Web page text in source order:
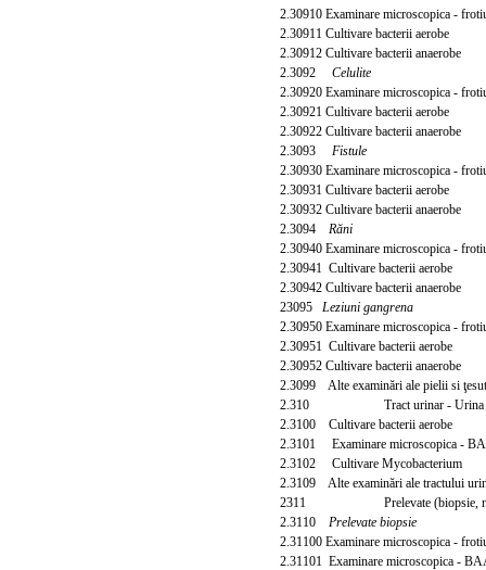
2.30910 Examinare microscopica -
2.30911 Cultivare bacterii aerobe
2.30912 Cultivare bacterii anaerobe
2.3092 Celulite
2.30920 Examinare microscopica -
2.30921 Cultivare bacterii aerobe
2.30922 Cultivare bacterii anaerobe
2.3093 Fistule
2.30930 Examinare microscopica -
2.30931 Cultivare bacterii aerobe
2.30932 Cultivare bacterii anaerobe
2.3094 Răni
2.30940 Examinare microscopica -
2.30941 Cultivare bacterii aerobe
2.30942 Cultivare bacterii anaerobe
23095 Leziuni gangrena
2.30950 Examinare microscopica -
2.30951 Cultivare bacterii aerobe
2.30952 Cultivare bacterii anaerobe
2.3099 Alte examinări ale pielii si
2.310 Tract urinar - Urina
2.3100 Cultivare bacterii aerobe
2.3101 Examinare microscopica -
2.3102 Cultivare Mycobacterium
2.3109 Alte examinări ale tractului
2311 Prelevate (biopsie,
2.3110 Prelevate biopsie
2.31100 Examinare microscopica -
2.31101 Examinare microscopica -